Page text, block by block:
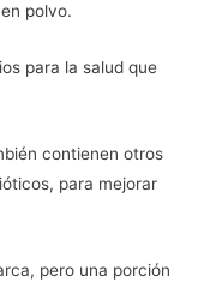
polvo.
para la salud que
contienen otros
para mejorar
pero una porción